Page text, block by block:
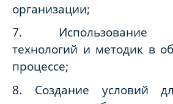
организации;
7. Использование
технологий и методик в
процессе;
8. Создание условий